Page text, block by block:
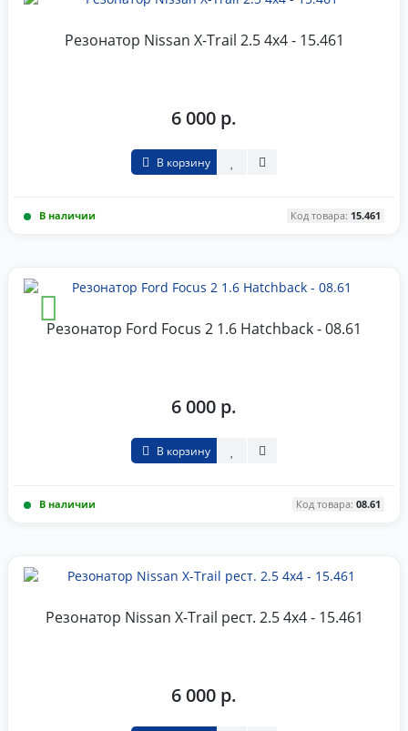
Резонатор Nissan X-Trail 2.5 4x4 - 15.461
6 000 р.
В корзину
В наличии Код товара: 15.461
Резонатор Ford Focus 2 1.6 Hatchback - 08.61
6 000 р.
В корзину
В наличии Код товара: 08.61
Резонатор Nissan X-Trail рест. 2.5 4x4 - 15.461
6 000 р.